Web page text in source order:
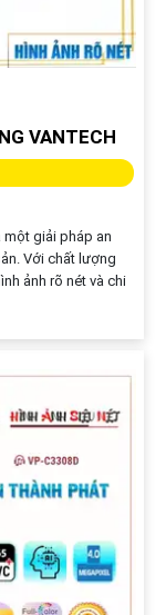
VANTECH
một giải pháp an
Với chất lượng
ảnh rõ nét và chi